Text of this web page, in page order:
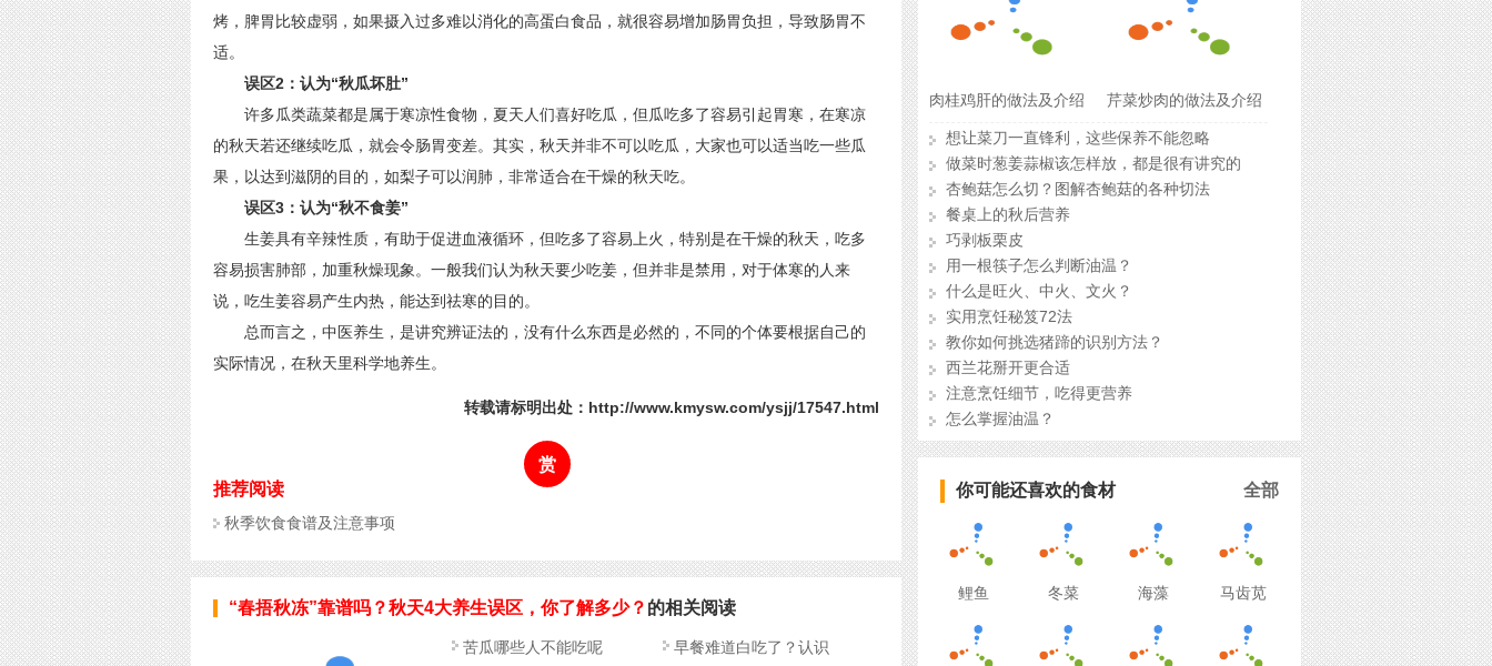
烤，脾胃比较虚弱，如果摄入过多难以消化的高蛋白食品，就很容易增加肠胃负担，导致肠胃不
适。
误区2：认为“秋瓜坏肚”
许多瓜类蔬菜都是属于寒凉性食物，夏天人们喜好吃瓜，但瓜吃多了容易引起胃寒，在寒凉
的秋天若还继续吃瓜，就会令肠胃变差。其实，秋天并非不可以吃瓜，大家也可以适当吃一些瓜
果，以达到滋阴的目的，如梨子可以润肺，非常适合在干燥的秋天吃。
误区3：认为“秋不食姜”
生姜具有辛辣性质，有助于促进血液循环，但吃多了容易上火，特别是在干燥的秋天，吃多
容易损害肺部，加重秋燥现象。一般我们认为秋天要少吃姜，但并非是禁用，对于体寒的人来
说，吃生姜容易产生内热，能达到祛寒的目的。
总而言之，中医养生，是讲究辨证法的，没有什么东西是必然的，不同的个体要根据自己的
实际情况，在秋天里科学地养生。
转载请标明出处：http://www.kmysw.com/ysjj/17547.html
赏
推荐阅读
秋季饮食食谱及注意事项
“春捂秋冻”靠谱吗？秋天4大养生误区，你了解多少？ 的相关阅读
苦瓜哪些人不能吃呢
早餐难道白吃了？认识
肉桂鸡肝的做法及介绍 芹菜炒肉的做法及介绍
想让菜刀一直锋利，这些保养不能忽略
做菜时葱姜蒜椒该怎样放，都是很有讲究的
杏鲍菇怎么切？图解杏鲍菇的各种切法
餐桌上的秋后营养
巧剥板栗皮
用一根筷子怎么判断油温？
什么是旺火、中火、文火？
实用烹饪秘笈72法
教你如何挑选猪蹄的识别方法？
西兰花掰开更合适
注意烹饪细节，吃得更营养
怎么掌握油温？
全部
你可能还喜欢的食材
鲤鱼 冬菜 海藻 马齿苋